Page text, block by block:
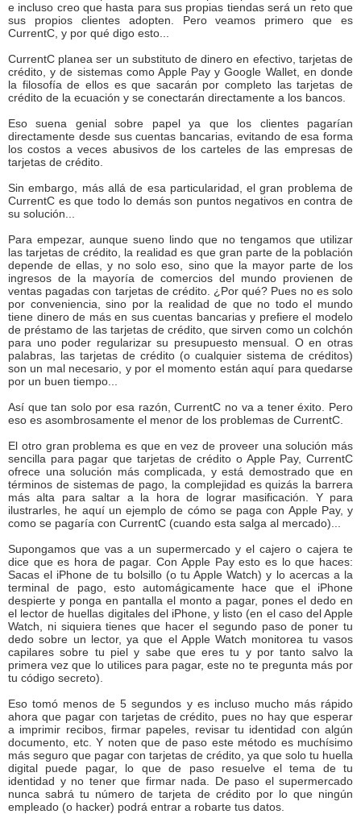
e incluso creo que hasta para sus propias tiendas será un reto que
sus propios clientes adopten. Pero veamos primero que es
CurrentC, y por qué digo esto...
CurrentC planea ser un substituto de dinero en efectivo, tarjetas de
crédito, y de sistemas como Apple Pay y Google Wallet, en donde
la filosofía de ellos es que sacarán por completo las tarjetas de
crédito de la ecuación y se conectarán directamente a los bancos.
Eso suena genial sobre papel ya que los clientes pagarían
directamente desde sus cuentas bancarias, evitando de esa forma
los costos a veces abusivos de los carteles de las empresas de
tarjetas de crédito.
Sin embargo, más allá de esa particularidad, el gran problema de
CurrentC es que todo lo demás son puntos negativos en contra de
su solución...
Para empezar, aunque sueno lindo que no tengamos que utilizar
las tarjetas de crédito, la realidad es que gran parte de la población
depende de ellas, y no solo eso, sino que la mayor parte de los
ingresos de la mayoría de comercios del mundo provienen de
ventas pagadas con tarjetas de crédito. ¿Por qué? Pues no es solo
por conveniencia, sino por la realidad de que no todo el mundo
tiene dinero de más en sus cuentas bancarias y prefiere el modelo
de préstamo de las tarjetas de crédito, que sirven como un colchón
para uno poder regularizar su presupuesto mensual. O en otras
palabras, las tarjetas de crédito (o cualquier sistema de créditos)
son un mal necesario, y por el momento están aquí para quedarse
por un buen tiempo...
Así que tan solo por esa razón, CurrentC no va a tener éxito. Pero
eso es asombrosamente el menor de los problemas de CurrentC.
El otro gran problema es que en vez de proveer una solución más
sencilla para pagar que tarjetas de crédito o Apple Pay, CurrentC
ofrece una solución más complicada, y está demostrado que en
términos de sistemas de pago, la complejidad es quizás la barrera
más alta para saltar a la hora de lograr masificación. Y para
ilustrarles, he aquí un ejemplo de cómo se paga con Apple Pay, y
como se pagaría con CurrentC (cuando esta salga al mercado)...
Supongamos que vas a un supermercado y el cajero o cajera te
dice que es hora de pagar. Con Apple Pay esto es lo que haces:
Sacas el iPhone de tu bolsillo (o tu Apple Watch) y lo acercas a la
terminal de pago, esto automágicamente hace que el iPhone
despierte y ponga en pantalla el monto a pagar, pones el dedo en
el lector de huellas digitales del iPhone, y listo (en el caso del Apple
Watch, ni siquiera tienes que hacer el segundo paso de poner tu
dedo sobre un lector, ya que el Apple Watch monitorea tu vasos
capilares sobre tu piel y sabe que eres tu y por tanto salvo la
primera vez que lo utilices para pagar, este no te pregunta más por
tu código secreto).
Eso tomó menos de 5 segundos y es incluso mucho más rápido
ahora que pagar con tarjetas de crédito, pues no hay que esperar
a imprimir recibos, firmar papeles, revisar tu identidad con algún
documento, etc. Y noten que de paso este método es muchísimo
más seguro que pagar con tarjetas de crédito, ya que solo tu huella
digital puede pagar, lo que de paso resuelve el tema de tu
identidad y no tener que firmar nada. De paso el supermercado
nunca sabrá tu número de tarjeta de crédito por lo que ningún
empleado (o hacker) podrá entrar a robarte tus datos.